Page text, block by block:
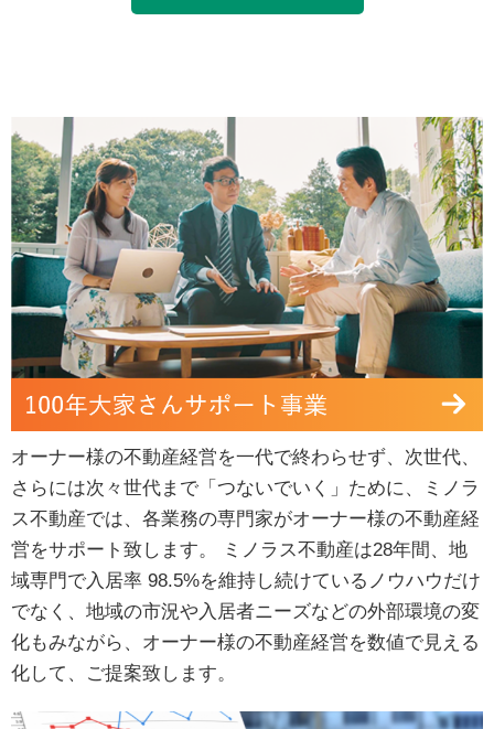
オーナー様の不動産経営を一代で終わらせず、次世代、
さらには次々世代まで「つないでいく」ために、ミノラ
ス不動産では、各業務の専門家がオーナー様の不動産経
営をサポート致します。 ミノラス不動産は28年間、地
域専門で入居率 98.5%を維持し続けているノウハウだけ
でなく、地域の市況や入居者ニーズなどの外部環境の変
化もみながら、オーナー様の不動産経営を数値で見える
化して、ご提案致します。